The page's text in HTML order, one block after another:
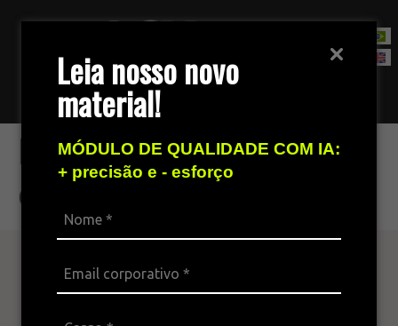
Leia nosso novo
material!
MÓDULO DE QUALIDADE COM IA:
+ precisão e - esforço
Fale com nossa equipe de vendas
Localize palavras
com facilidade
Atenda seu cliente
em todos os canais